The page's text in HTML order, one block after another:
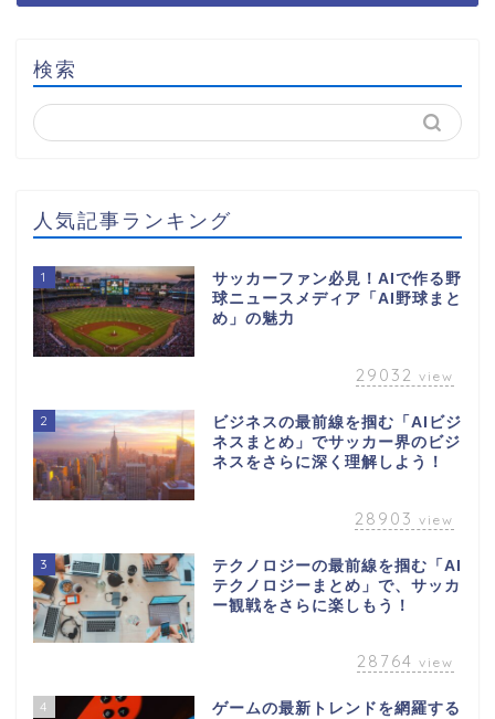
検索
人気記事ランキング
1
サッカーファン必見！AIで作る野
球ニュースメディア「AI野球まと
め」の魅力
29032 view
2
ビジネスの最前線を掴む「AIビジ
ネスまとめ」でサッカー界のビジ
ネスをさらに深く理解しよう！
28903 view
3
テクノロジーの最前線を掴む「AI
テクノロジーまとめ」で、サッカ
ー観戦をさらに楽しもう！
28764 view
4
ゲームの最新トレンドを網羅する